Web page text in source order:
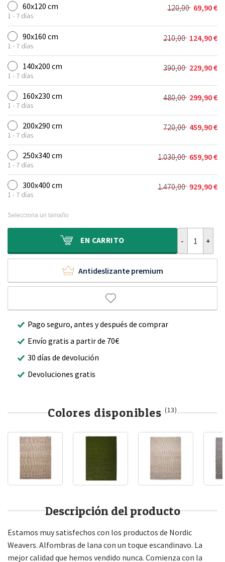
60x120 cm
1 - 7 días
120,00
El
precio
original
era:
120,00 €.
69,90€
El
precio
actual
es:
69,90 €.
90x160 cm
1 - 7 días
210,00
El
precio
original
era:
210,00 €.
124,90€
El
precio
actual
es:
124,90 €.
140x200 cm
1 - 7 días
390,00
El
precio
original
era:
390,00 €.
229,90€
El
precio
actual
es:
229,90 €.
160x230 cm
1 - 7 días
480,00
El
precio
original
era:
480,00 €.
299,90€
El
precio
actual
es:
299,90 €.
200x290 cm
1 - 7 días
720,00
El
precio
original
era:
720,00 €.
459,90€
El
precio
actual
es:
459,90 €.
250x340 cm
1 - 7 días
1.030,00
El
precio
original
era:
659,90€
El
precio
actual
es:
300x400 cm
1 - 7 días
1.470,00
El
1.470,00 €.
929,90€
El
929,90 €.
Selecciona un tamaño
EN CARRITO
Antideslizante premium
Pago seguro, antes y después de comprar
Envío gratis a partir de 70€
30 días de devolución
Devoluciones gratis
Colores disponibles (13)
Descripción del producto
Estamos muy satisfechos con los productos de Nordic
Weavers. Alfombras de lana con un toque escandinavo. La
mejor calidad que hemos vendido nunca. Comienza con la